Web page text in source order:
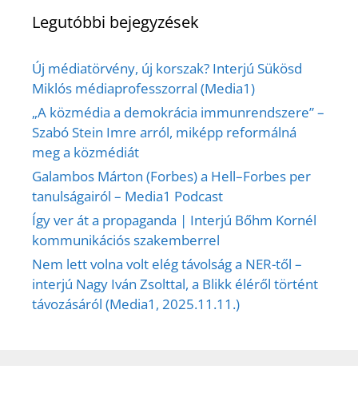
Legutóbbi bejegyzések
Új médiatörvény, új korszak? Interjú Sükösd
Miklós médiaprofesszorral (Media1)
„A közmédia a demokrácia immunrendszere” –
Szabó Stein Imre arról, miképp reformálná
meg a közmédiát
Galambos Márton (Forbes) a Hell–Forbes per
tanulságairól – Media1 Podcast
Így ver át a propaganda | Interjú Bőhm Kornél
kommunikációs szakemberrel
Nem lett volna volt elég távolság a NER-től –
interjú Nagy Iván Zsolttal, a Blikk éléről történt
távozásáról (Media1, 2025.11.11.)